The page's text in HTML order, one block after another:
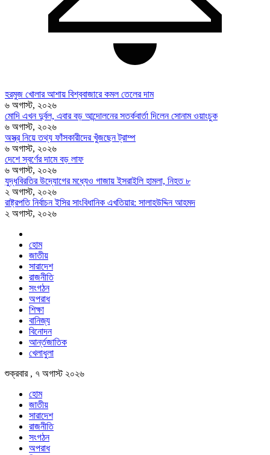
হরমুজ খোলার আশায় বিশ্ববাজারে কমল তেলের দাম
৬ অগাস্ট, ২০২৬
মোদি এখন দুর্বল, এবার বড় আন্দোলনের সতর্কবার্তা দিলেন সোনাম ওয়াংচুক
৬ অগাস্ট, ২০২৬
অস্ত্র নিয়ে তথ্য ফাঁসকারীদের খুঁজছেন ট্রাম্প
৬ অগাস্ট, ২০২৬
দেশে স্বর্ণের দামে বড় লাফ
৬ অগাস্ট, ২০২৬
যুদ্ধবিরতির উদ্যোগের মধ্যেও গাজায় ইসরাইলি হামলা, নিহত ৮
২ অগাস্ট, ২০২৬
রাষ্ট্রপতি নির্বাচন ইসির সাংবিধানিক এখতিয়ার: সালাহউদ্দিন আহমদ
২ অগাস্ট, ২০২৬
হোম
জাতীয়
সারাদেশ
রাজনীতি
সংগঠন
অপরাধ
শিক্ষা
বানিজ্য
বিনোদন
আর্ন্তজাতিক
খেলাধুলা
শুক্রবার , ৭ অগাস্ট ২০২৬
হোম
জাতীয়
সারাদেশ
রাজনীতি
সংগঠন
অপরাধ